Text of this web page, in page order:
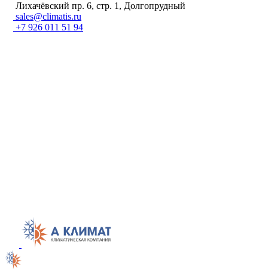
Лихачёвский пр. 6, стр. 1, Долгопрудный
sales@climatis.ru
+7 926 011 51 94